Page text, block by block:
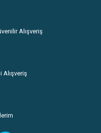
Alışveriş
Alışveriş